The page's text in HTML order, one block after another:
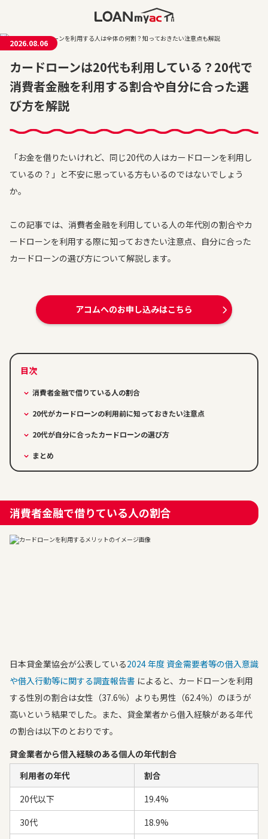
2026.08.06
カードローンは20代も利用している？20代で
消費者金融を利用する割合や自分に合った選
び方を解説
「お金を借りたいけれど、同じ20代の人はカードローンを利用し
ているの？」と不安に思っている方もいるのではないでしょう
か。
この記事では、消費者金融を利用している人の年代別の割合やカ
ードローンを利用する際に知っておきたい注意点、自分に合った
カードローンの選び方について解説します。
アコムへのお申し込みはこちら
消費者金融で借りている人の割合
20代がカードローンの利用前に知っておきたい注意点
20代が自分に合ったカードローンの選び方
まとめ
消費者金融で借りている人の割合
日本貸金業協会が公表している2024 年度 資金需要者等の借入意識
や借入行動等に関する調査報告書 によると、カードローンを利用
する性別の割合は女性（37.6％）よりも男性（62.4％）のほうが
高いという結果でした。また、貸金業者から借入経験がある年代
の割合は以下のとおりです。
貸金業者から借入経験のある個人の年代割合
利用者の年代
割合
20代以下
19.4%
30代
18.9%